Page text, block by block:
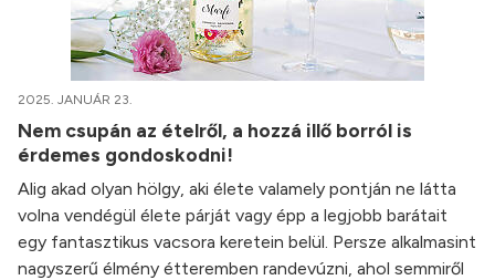
2025. JANUÁR 23.
Nem csupán az ételről, a hozzá illő borról is
érdemes gondoskodni!
Alig akad olyan hölgy, aki élete valamely pontján ne látta
volna vendégül élete párját vagy épp a legjobb barátait
egy fantasztikus vacsora keretein belül. Persze alkalmasint
nagyszerű élmény étteremben randevúzni, ahol semmiről